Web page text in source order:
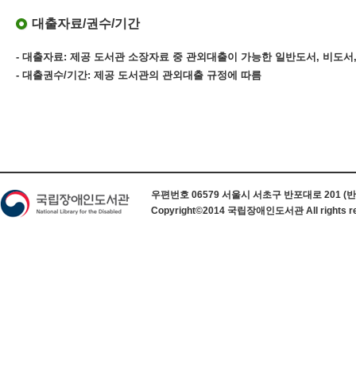
대출자료/권수/기간
- 대출자료: 제공 도서관 소장자료 중 관외대출이 가능한 일반도서, 비도
- 대출권수/기간: 제공 도서관의 관외대출 규정에 따름
우편번호 06579 서울시 서초구 반포대로 201 (
Copyright©2014 국립장애인도서관 All rights